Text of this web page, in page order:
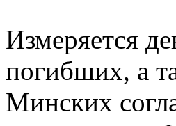
Измеряется
погибших, а
Минских